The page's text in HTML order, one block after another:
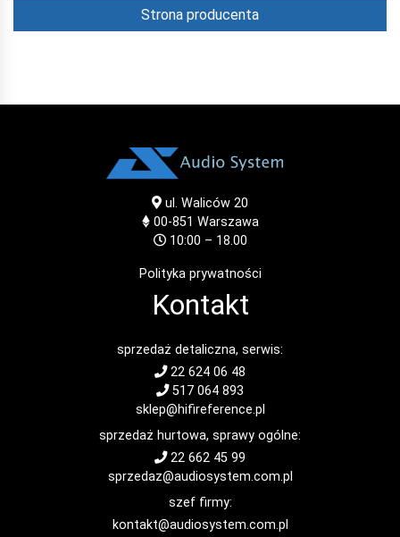
Strona producenta
ul. Waliców 20
00-851 Warszawa
10:00 – 18.00
Polityka prywatności
Kontakt
sprzedaż detaliczna, serwis:
22 624 06 48
517 064 893
sklep@hifireference.pl
sprzedaż hurtowa, sprawy ogólne:
22 662 45 99
sprzedaz@audiosystem.com.pl
szef firmy:
kontakt@audiosystem.com.pl